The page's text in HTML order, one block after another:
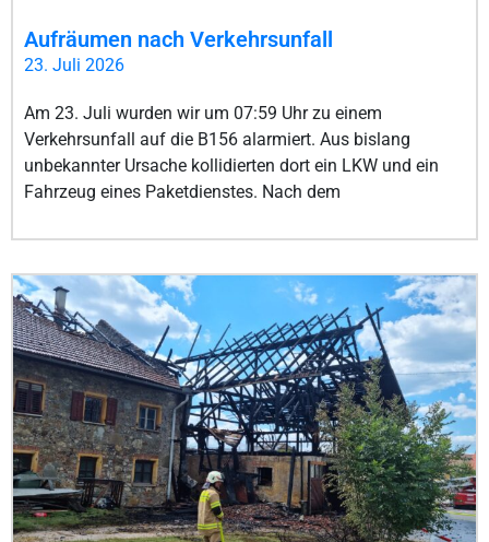
Aufräumen nach Verkehrsunfall
23. Juli 2026
Am 23. Juli wurden wir um 07:59 Uhr zu einem
Verkehrsunfall auf die B156 alarmiert. Aus bislang
unbekannter Ursache kollidierten dort ein LKW und ein
Fahrzeug eines Paketdienstes. Nach dem